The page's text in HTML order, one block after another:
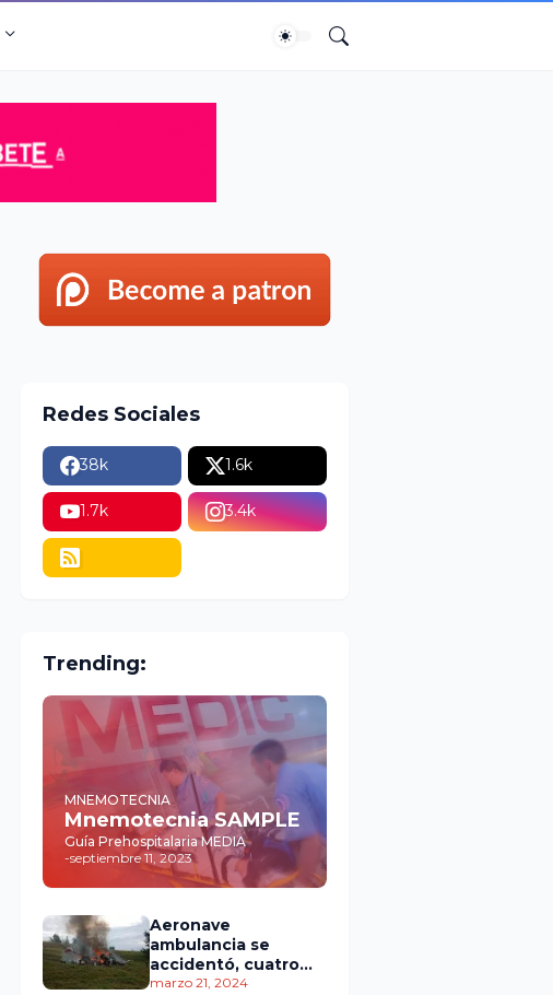
Redes Sociales
38k 1.6k
1.7k 3.4k
Trending:
MNEMOTECNIA
Mnemotecnia SAMPLE
Guía Prehospitalaria MEDIA
-septiembre 11, 2023
Aeronave
ambulancia se
accidentó, cuatro
personas murieron
marzo 21, 2024